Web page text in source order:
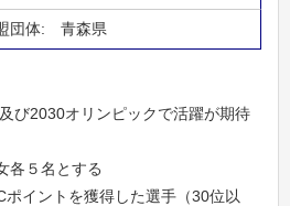
青森県
び2030オリンピックで活躍が期待
５名とする
イントを獲得した選手（30位以